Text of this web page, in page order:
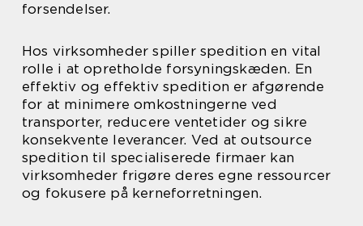
forsendelser.
Hos virksomheder spiller spedition en vital
rolle i at opretholde forsyningskæden. En
effektiv og effektiv spedition er afgørende
for at minimere omkostningerne ved
transporter, reducere ventetider og sikre
konsekvente leverancer. Ved at outsource
spedition til specialiserede firmaer kan
virksomheder frigøre deres egne ressourcer
og fokusere på kerneforretningen.